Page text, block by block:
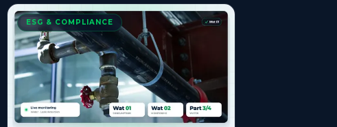
ESG & COMPLIANCE